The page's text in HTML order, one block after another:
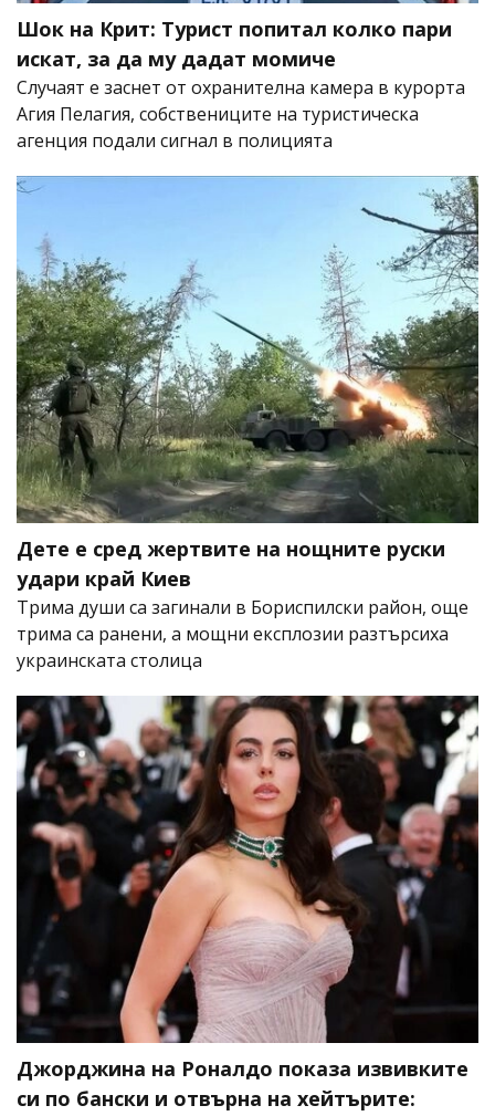
Шок на Крит: Турист попитал колко пари
искат, за да му дадат момиче
Случаят е заснет от охранителна камера в курорта
Агия Пелагия, собствениците на туристическа
агенция подали сигнал в полицията
Дете е сред жертвите на нощните руски
удари край Киев
Трима души са загинали в Бориспилски район, още
трима са ранени, а мощни експлозии разтърсиха
украинската столица
Джорджина на Роналдо показа извивките
си по бански и отвърна на хейтърите: